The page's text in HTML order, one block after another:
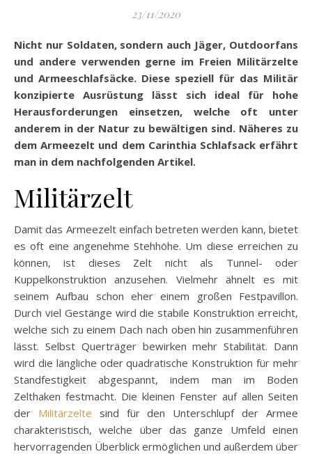
23/11/2020
Nicht nur Soldaten, sondern auch Jäger, Outdoorfans
und andere verwenden gerne im Freien Militärzelte
und Armeeschlafsäcke. Diese speziell für das Militär
konzipierte Ausrüstung lässt sich ideal für hohe
Herausforderungen einsetzen, welche oft unter
anderem in der Natur zu bewältigen sind. Näheres zu
dem Armeezelt und dem Carinthia Schlafsack erfährt
man in dem nachfolgenden Artikel.
Militärzelt
Damit das Armeezelt einfach betreten werden kann, bietet
es oft eine angenehme Stehhöhe. Um diese erreichen zu
können, ist dieses Zelt nicht als Tunnel- oder
Kuppelkonstruktion anzusehen. Vielmehr ähnelt es mit
seinem Aufbau schon eher einem großen Festpavillon.
Durch viel Gestänge wird die stabile Konstruktion erreicht,
welche sich zu einem Dach nach oben hin zusammenführen
lässt. Selbst Querträger bewirken mehr Stabilität. Dann
wird die längliche oder quadratische Konstruktion für mehr
Standfestigkeit abgespannt, indem man im Boden
Zelthaken festmacht. Die kleinen Fenster auf allen Seiten
der Militärzelte sind für den Unterschlupf der Armee
charakteristisch, welche über das ganze Umfeld einen
hervorragenden Überblick ermöglichen und außerdem über